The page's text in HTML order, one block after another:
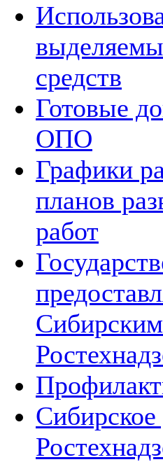
средств
Готовые
ОПО
Графики
планов
работ
Сибирское